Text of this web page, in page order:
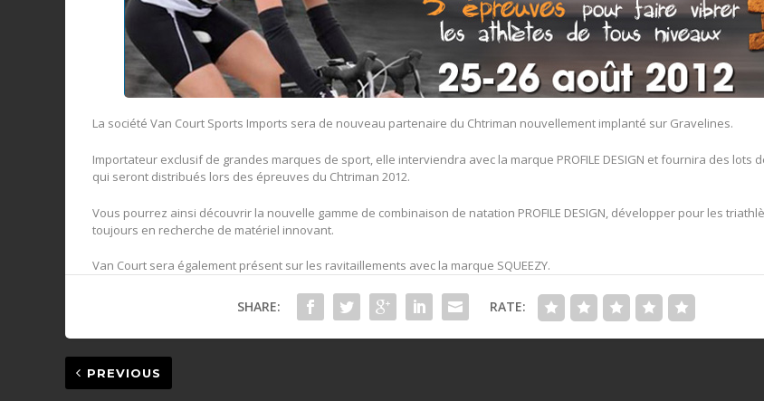
La société Van Court Sports Imports sera de nouveau partenaire du Chtriman nouvellement implanté sur Gravelines.
Importateur exclusif de grandes marques de sport, elle interviendra avec la marque PROFILE DESIGN et fournira des lots
qui seront distribués lors des épreuves du Chtriman 2012.
Vous pourrez ainsi découvrir la nouvelle gamme de combinaison de natation PROFILE DESIGN, développer pour les
toujours en recherche de matériel innovant.
Van Court sera également présent sur les ravitaillements avec la marque SQUEEZY.
SHARE: RATE:
PREVIOUS